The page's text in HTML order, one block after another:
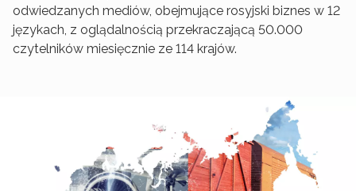
odwiedzanych mediów, obejmujące rosyjski biznes w 12
językach, z oglądalnością przekraczającą 50.000
czytelników miesięcznie ze 114 krajów.